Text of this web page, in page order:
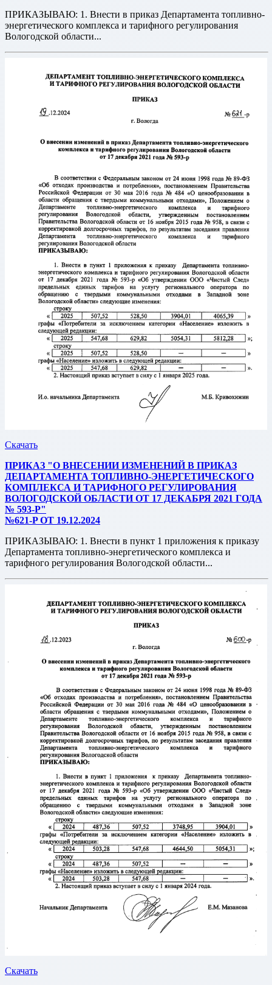
ПРИКАЗЫВАЮ: 1. Внести в приказ Департамента топливно-
энергетического комплекса и тарифного регулирования
Вологодской области...
Скачать
ПРИКАЗ "О ВНЕСЕНИИ ИЗМЕНЕНИЙ В ПРИКАЗ
ДЕПАРТАМЕНТА ТОПЛИВНО-ЭНЕРГЕТИЧЕСКОГО
КОМПЛЕКСА И ТАРИФНОГО РЕГУЛИРОВАНИЯ
ВОЛОГОДСКОЙ ОБЛАСТИ ОТ 17 ДЕКАБРЯ 2021 ГОДА
№ 593-Р"
№621-P ОТ 19.12.2024
ПРИКАЗЫВАЮ: 1. Внести в пункт 1 приложения к приказу
Департамента топливно-энергетического комплекса и
тарифного регулирования Вологодской области...
Скачать